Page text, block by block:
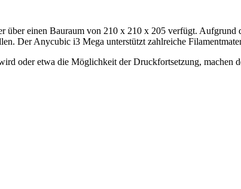
über einen Bauraum von 210 x 210 x 205 verfügt.
Der Anycubic i3 Mega unterstützt zahlreiche
oder etwa die Möglichkeit der Druckfortsetzung, machen